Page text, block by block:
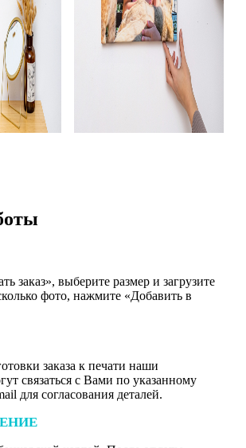
заказ», выберите размер и загрузите
фото, нажмите «Добавить в
заказа к печати наши
связаться с Вами по указанному
для согласования деталей.